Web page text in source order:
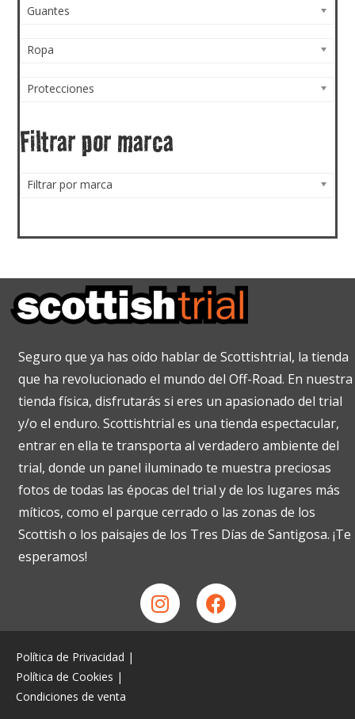
Guantes
Ropa
Protecciones
Filtrar por marca
Filtrar por marca
Seguro que ya has oído hablar de Scottishtrial, la tienda
que ha revolucionado el mundo del Off-Road. En nuestra
tienda física, disfrutarás si eres un apasionado del trial
y/o el enduro. Scottishtrial es una tienda espectacular,
entrar en ella te transporta al verdadero ambiente del
trial, donde un panel iluminado te muestra preciosas
fotos de todas las épocas del trial y de los lugares más
míticos, como el parque cerrado o las zonas de los
Scottish o los paisajes de los Tres Días de Santigosa. ¡Te
esperamos!
Política de Privacidad |
Política de Cookies |
Condiciones de venta